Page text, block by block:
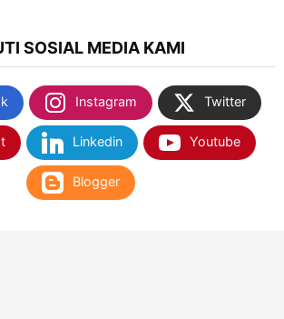
SOSIAL MEDIA KAMI
Instagram Twitter
Linkedin Youtube
Blogger